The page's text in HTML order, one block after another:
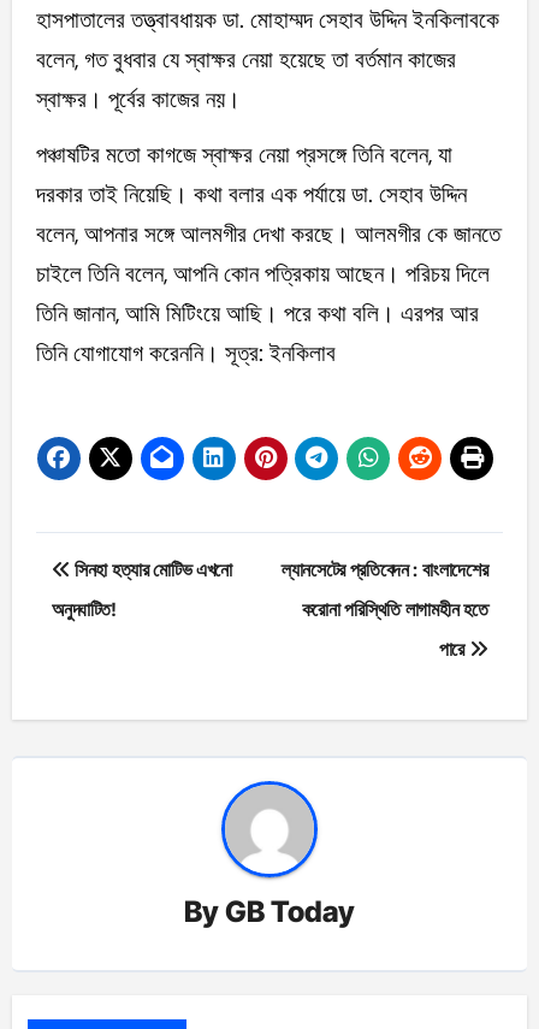
হাসপাতালের তত্ত্বাবধায়ক ডা. মোহাম্মদ সেহাব উদ্দিন ইনকিলাবকে
বলেন, গত বুধবার যে স্বাক্ষর নেয়া হয়েছে তা বর্তমান কাজের
স্বাক্ষর। পূর্বের কাজের নয়।
পঞ্চাষটির মতো কাগজে স্বাক্ষর নেয়া প্রসঙ্গে তিনি বলেন, যা
দরকার তাই নিয়েছি। কথা বলার এক পর্যায়ে ডা. সেহাব উদ্দিন
বলেন, আপনার সঙ্গে আলমগীর দেখা করছে। আলমগীর কে জানতে
চাইলে তিনি বলেন, আপনি কোন পত্রিকায় আছেন। পরিচয় দিলে
তিনি জানান, আমি মিটিংয়ে আছি। পরে কথা বলি। এরপর আর
তিনি যোগাযোগ করেননি। সূত্র: ইনকিলাব
Post
navigation
সিনহা হত্যার মোটিভ এখনো
অনুদ্ঘাটিত!
ল্যানসেটের প্রতিবেদন : বাংলাদেশের
করোনা পরিস্থিতি লাগামহীন হতে
পারে
ByGB Today